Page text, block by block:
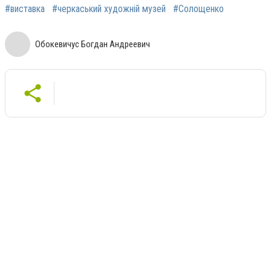
#виставка #черкаський художній музей #Солощенко
Обокевичус Богдан Андреевич